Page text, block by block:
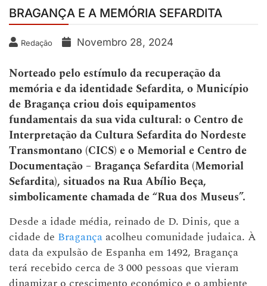
BRAGANÇA E A MEMÓRIA SEFARDITA
Redação Novembro 28, 2024
Norteado pelo estímulo da recuperação da
memória e da identidade Sefardita, o Município
de Bragança criou dois equipamentos
fundamentais da sua vida cultural: o Centro de
Interpretação da Cultura Sefardita do Nordeste
Transmontano (CICS) e o Memorial e Centro de
Documentação – Bragança Sefardita (Memorial
Sefardita), situados na Rua Abílio Beça,
simbolicamente chamada de “Rua dos Museus”.
Desde a idade média, reinado de D. Dinis, que a
cidade de Bragança acolheu comunidade judaica. À
data da expulsão de Espanha em 1492, Bragança
terá recebido cerca de 3 000 pessoas que vieram